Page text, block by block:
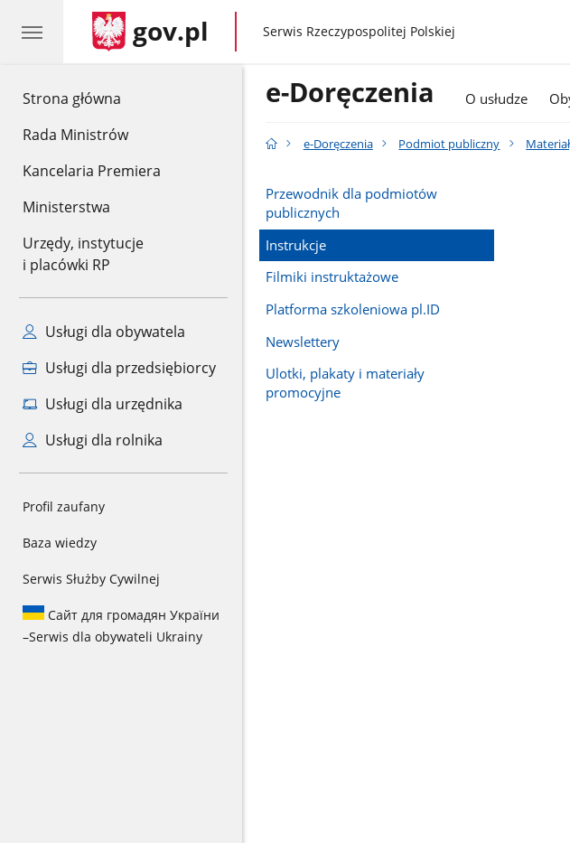
Strona główna
Rada Ministrów
Kancelaria Premiera
Ministerstwa
Urzędy, instytucje
i placówki RP
Usługi dla obywatela
Usługi dla przedsiębiorcy
Usługi dla urzędnika
Usługi dla rolnika
Profil zaufany
Baza wiedzy
Serwis Służby Cywilnej
Сайт для громадян України
–Serwis dla obywateli Ukrainy
gov.pl gov.pl
Serwis Rzeczypospolitej Polskiej
e-Doręczenia O usłudze
e-Doręczenia Podmiot publiczny
Przewodnik dla podmiotów
publicznych
Instrukcje
Filmiki instruktażowe
Platforma szkoleniowa pl.ID
Newslettery
Ulotki, plakaty i materiały
promocyjne